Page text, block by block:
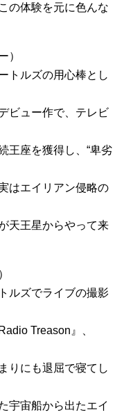
の体験を元に色んな
）
トルズの用心棒とし
ビュー作で、テレビ
王座を獲得し、“卑劣
はエイリアン侵略の
天王星からやって来
ルズでライブの撮影
Treason』、
りにも退屈で寝てし
宇宙船から出たエイ